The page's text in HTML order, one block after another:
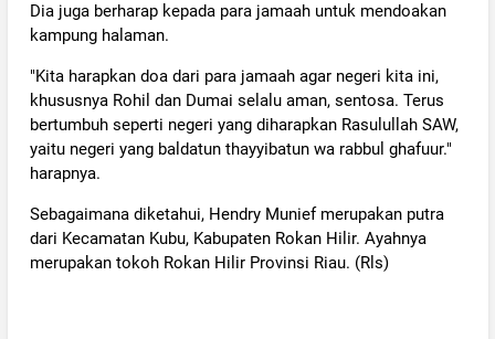
Dia juga berharap kepada para jamaah untuk mendoakan
kampung halaman.
"Kita harapkan doa dari para jamaah agar negeri kita ini,
khususnya Rohil dan Dumai selalu aman, sentosa. Terus
bertumbuh seperti negeri yang diharapkan Rasulullah SAW,
yaitu negeri yang baldatun thayyibatun wa rabbul ghafuur."
harapnya.
Sebagaimana diketahui, Hendry Munief merupakan putra
dari Kecamatan Kubu, Kabupaten Rokan Hilir. Ayahnya
merupakan tokoh Rokan Hilir Provinsi Riau. (Rls)